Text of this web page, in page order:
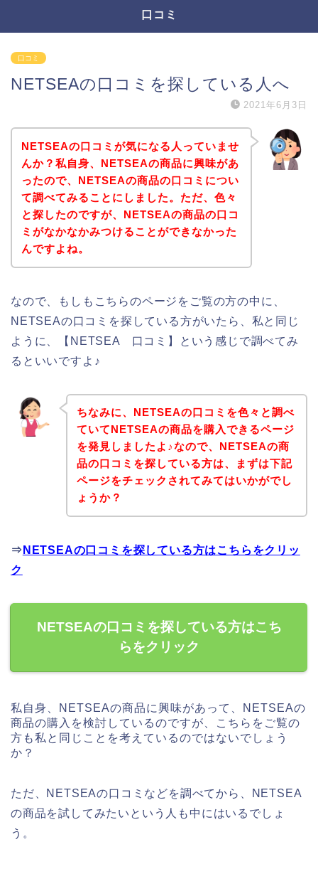
口コミ
口コミ
NETSEAの口コミを探している人へ
2021年6月3日
NETSEAの口コミが気になる人っていませ
んか？私自身、NETSEAの商品に興味があ
ったので、NETSEAの商品の口コミについ
て調べてみることにしました。ただ、色々
と探したのですが、NETSEAの商品の口コ
ミがなかなかみつけることができなかった
んですよね。
なので、もしもこちらのページをご覧の方の中に、
NETSEAの口コミを探している方がいたら、私と同じ
ように、【NETSEA 口コミ】という感じで調べてみ
るといいですよ♪
ちなみに、NETSEAの口コミを色々と調べ
ていてNETSEAの商品を購入できるページ
を発見しましたよ♪なので、NETSEAの商
品の口コミを探している方は、まずは下記
ページをチェックされてみてはいかがでし
ょうか？
⇒ NETSEAの口コミを探している方はこちらをクリッ
ク
NETSEAの口コミを探している方はこち
らをクリック
私自身、NETSEAの商品に興味があって、NETSEAの
商品の購入を検討しているのですが、こちらをご覧の
方も私と同じことを考えているのではないでしょう
か？
ただ、NETSEAの口コミなどを調べてから、NETSEA
の商品を試してみたいという人も中にはいるでしょ
う。